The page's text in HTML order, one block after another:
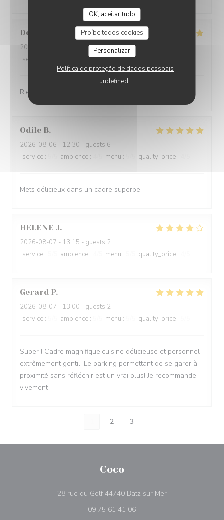
OK, aceitar tudo
Proíbe todos cookies
Personalizar
Política de proteção de dados pessoais
undefined
Dorothée
2026-08-07
- 21:00 - guests 6
service
:5/5 menu:5/5
Rien à dire, TOP
Odile B
2026-08-06 - 12:30 - guests 6
service : ambience : menu : quality_price :
Mets délicieux dans un cadre superbe .
HELENE J
2026-08-07 - 13:15 - guests 2
service : ambience : menu : quality_price :
Gerard P
2026-08-07 - 13:00 - guests 2
service : ambience : menu : quality_price :
Super ! Cadre magnifique,cuisine délicieuse et personnel
extrêmement gentil. Le parking permettant de se garer à
proximité sans réfléchir est un vrai plus! Je recommande
vivement
2 3
Coco
28 rue du Golf 44740 Batz sur Mer((abre numa nova
09 75 61 41 06